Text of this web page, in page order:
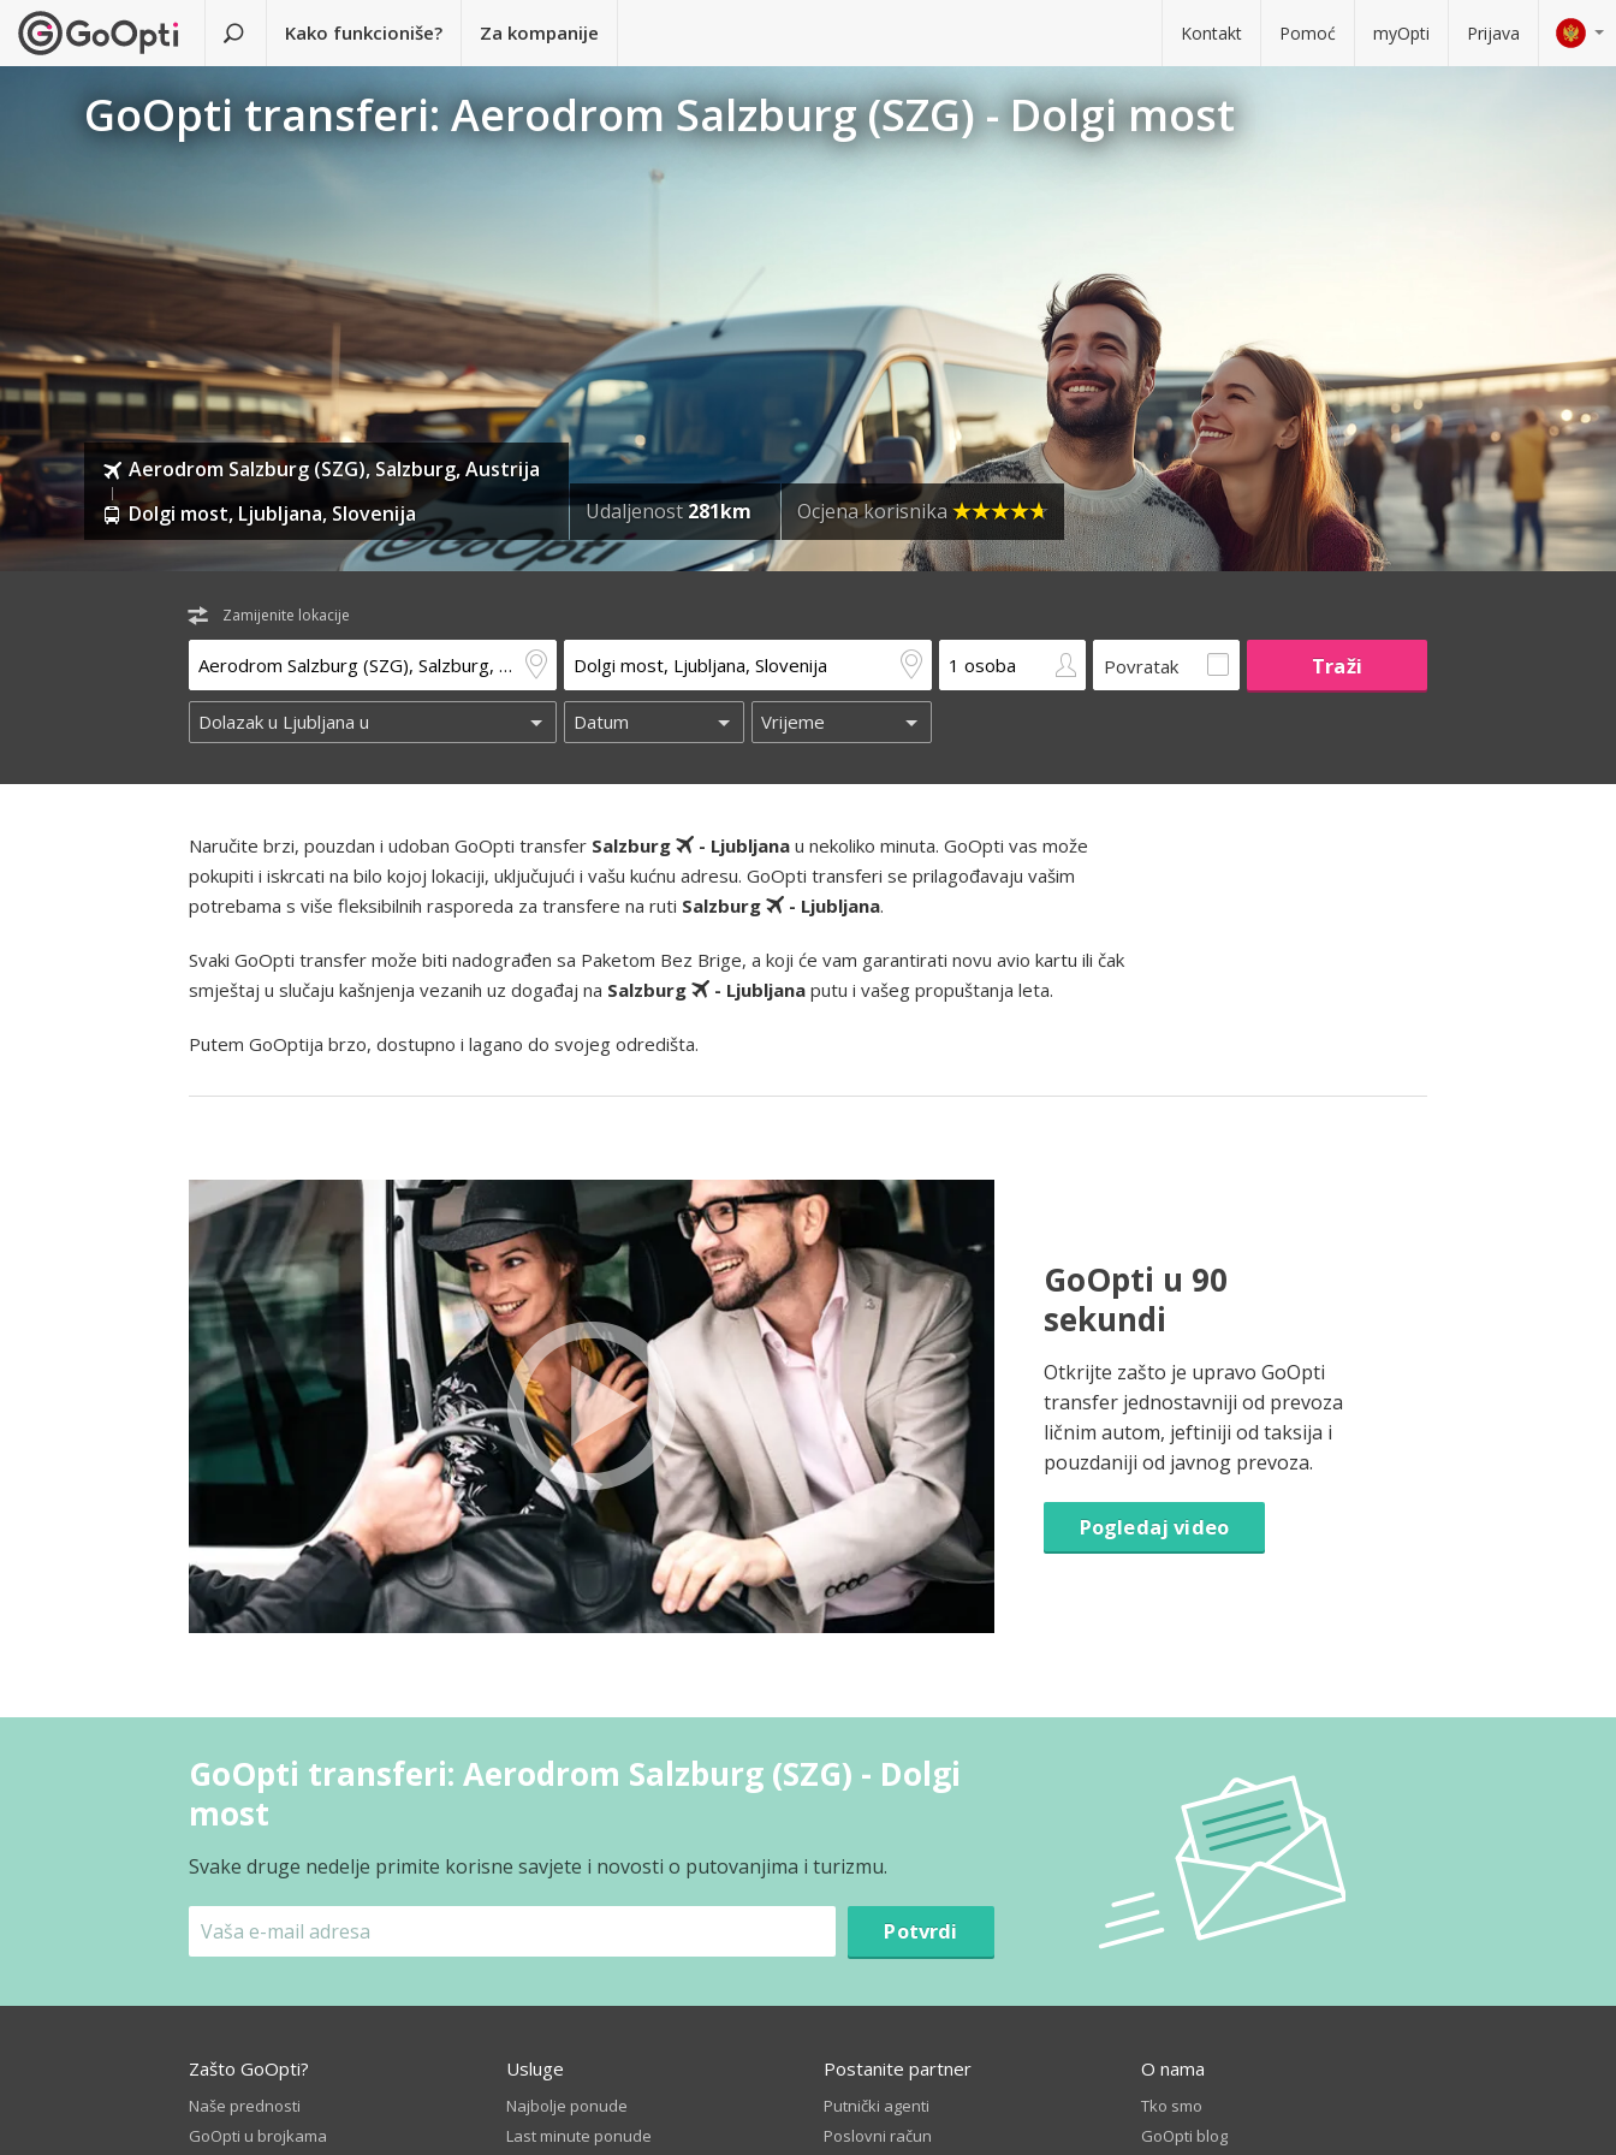
Kako funkcioniše? Za kompanije Kontakt Pomoć myOpti Prijava
GoOpti transferi: Aerodrom Salzburg (SZG) - Dolgi most
Aerodrom Salzburg (SZG), Salzburg, Austrija
Dolgi most, Ljubljana, Slovenija
Udaljenost281km Ocjena korisnika
Zamijenite lokacije
Povratak
Naručite brzi, pouzdan i udoban GoOpti transfer Salzburg - Ljubljana u nekoliko minuta. GoOpti vas može
pokupiti i iskrcati na bilo kojoj lokaciji, uključujući i vašu kućnu adresu. GoOpti transferi se prilagođavaju vašim
potrebama s više fleksibilnih rasporeda za transfere na ruti Salzburg - Ljubljana.
Svaki GoOpti transfer može biti nadograđen sa Paketom Bez Brige, a koji će vam garantirati novu avio kartu ili čak
smještaj u slučaju kašnjenja vezanih uz događaj na Salzburg - Ljubljana putu i vašeg propuštanja leta.
Putem GoOptija brzo, dostupno i lagano do svojeg odredišta.
GoOpti u 90
sekundi
Otkrijte zašto je upravo GoOpti
transfer jednostavniji od prevoza
ličnim autom, jeftiniji od taksija i
pouzdaniji od javnog prevoza.
Pogledaj video
GoOpti transferi: Aerodrom Salzburg (SZG) - Dolgi
most
Svake druge nedelje primite korisne savjete i novosti o putovanjima i turizmu.
Potvrdi
Zašto GoOpti?
Naše prednosti
GoOpti u brojkama
Usluge
Najbolje ponude
Last minute ponude
Postanite partner
Putnički agenti
Poslovni račun
O nama
Tko smo
GoOpti blog